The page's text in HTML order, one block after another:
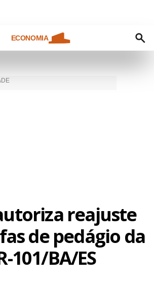
ECONOMIA
reajuste
de pedágio da
101/BA/ES